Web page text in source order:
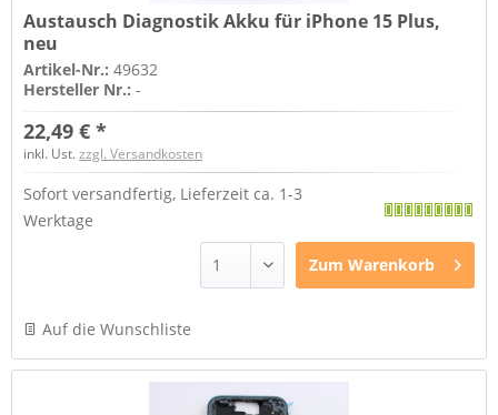
Austausch Diagnostik Akku für iPhone 15 Plus,
neu
Artikel-Nr.:49632
Hersteller Nr.:-
22,49 € *
inkl. Ust.zzgl. Versandkosten
Sofort versandfertig, Lieferzeit ca. 1-3
Werktage
Zum Warenkorb
Auf die Wunschliste